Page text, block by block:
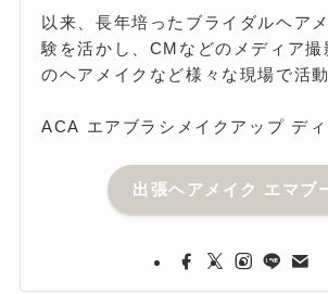
以来、長年培ったブライダルヘア
験を活かし、CMなどのメディア撮
のヘアメイクなど様々な現場で活動
ACA エアブラシメイクアップ ディ
出張ヘアメイク エマブ